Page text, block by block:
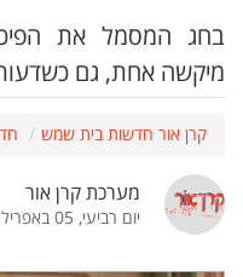
בחג המסמל את
מיקשה אחת, גם
קרן אור חדשות בית שמש
מערכת קרן אור
יום רביעי, 05 באפריל 2023, 05:00